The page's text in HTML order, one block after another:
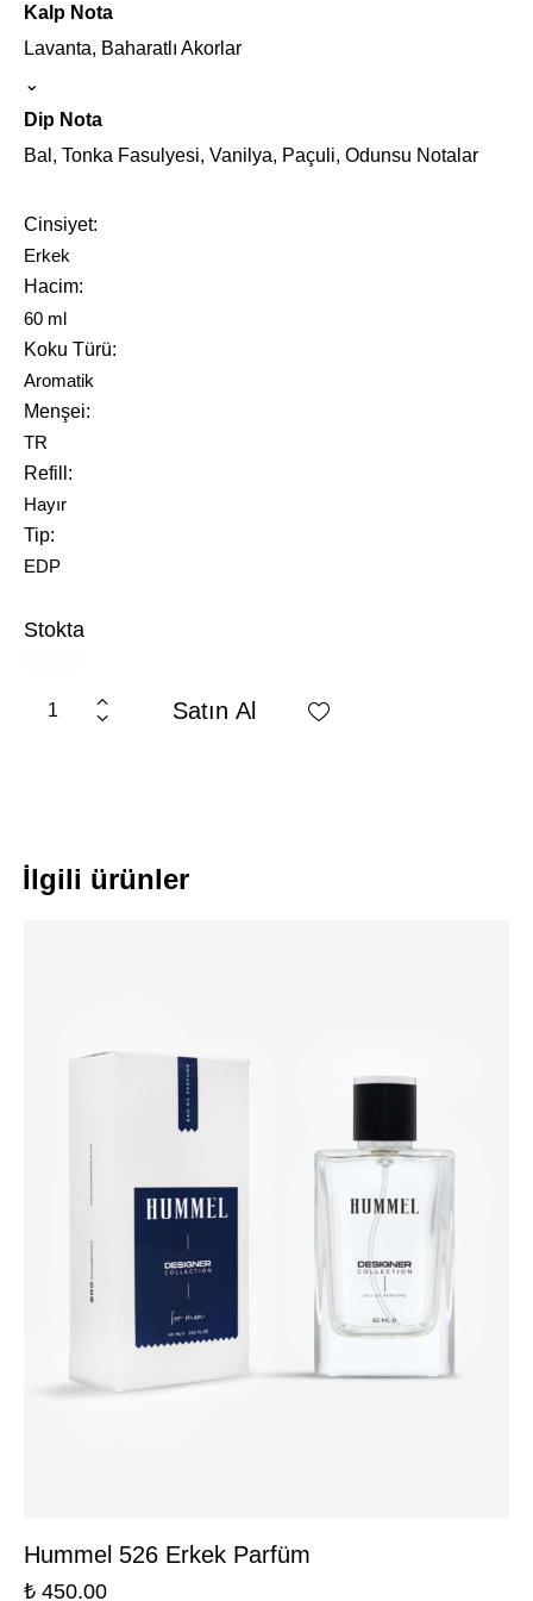
Kalp Nota
Lavanta, Baharatlı Akorlar
⌄
Dip Nota
Bal, Tonka Fasulyesi, Vanilya, Paçuli, Odunsu Notalar
Cinsiyet
Erkek
Hacim
60 ml
Koku Türü
Aromatik
Menşei
TR
Refill
Hayır
Tip
EDP
Stokta
Satın Al
İlgili ürünler
Hummel 526 Erkek Parfüm
₺ 450.00